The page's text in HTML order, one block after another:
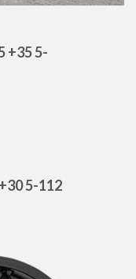
+35 5-
5-112